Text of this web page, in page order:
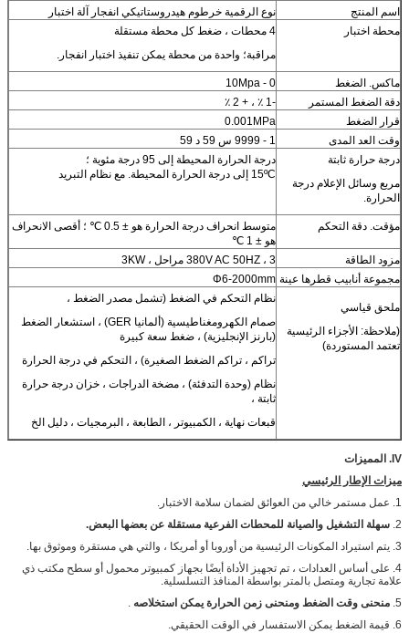
اسم المنتج
نوع الرقمية خرطوم هيدروستاتيكي انفجار آلة اختبار
محطة اختبار
4 محطات ، ضغط كل محطة مستقلة
مراقبة؛ واحدة من محطة يمكن تنفيذ اختبار انفجار.
ماكس. الضغط
0 - 10Mpa
دقة الضغط المستمر
-1 ٪ ، + 2 ٪
قرار الضغط
0.001MPa
وقت العد المدى
1 - 9999 س 59 د 59
درجة حرارة ثابتة
مربع وسائل الإعلام درجة
الحرارة.
درجة الحرارة المحيطة إلى 95 درجة مئوية ؛
15ºC إلى درجة الحرارة المحيطة. مع نظام التبريد
مؤقت. دقة التحكم
متوسط ​​انحراف درجة الحرارة هو ± 0.5 ℃ ؛ أقصى الانحراف
هو ± 1 ℃
مزود الطاقة
380V AC 50HZ ، 3 مراحل ، 3KW
مجموعة أنابيب قطرها عينة Φ6-2000mm
ملحق قياسي
(ملاحظة: الأجزاء الرئيسية
تعتمد المستوردة)
نظام التحكم في الضغط (تشمل مصدر الضغط ،
صمام الكهرومغناطيسية (ألمانيا GER) ، استشعار الضغط
(بارنز الإنجليزية) ، ضغط سعة كبيرة
تراكم ، تراكم الضغط الصغيرة) ، التحكم في درجة الحرارة
نظام (وحدة التدفئة) ، مضخة الدراجات ، خزان درجة حرارة
ثابتة ،
قبعات نهاية ، الكمبيوتر ، الطابعة ، البرمجيات ، دليل الخ
IV. المميزات
ميزات الإطار الرئيسي
1. عمل مستمر خالي من العوائق لضمان سلامة الاختبار.
2. سهلة التشغيل والصيانة للمحطات الفرعية مستقلة عن بعضها البعض.
3. يتم استيراد المكونات الرئيسية من أوروبا أو أمريكا ، والتي هي مستقرة وموثوق بها.
4. على أساس العدادات ، تم تجهيز الأداة أيضًا بجهاز كمبيوتر محمول أو سطح مكتب ذي
علامة تجارية ومتصل بالمتر بواسطة المنافذ التسلسلية.
5. منحنى وقت الضغط ومنحنى زمن الحرارة يمكن استخلاصه .
6. قيمة الضغط يمكن الاستفسار في الوقت الحقيقي.